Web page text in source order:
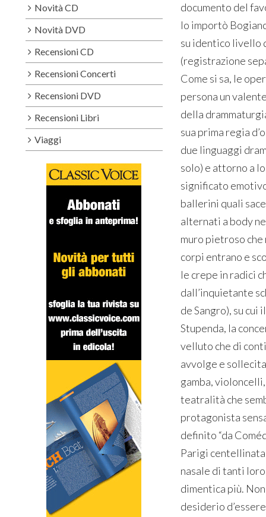
documento del
lo importò
su identico livello
(registrazione
Come si sa, le
persona un
della
sua prima regia
due linguaggi
solo) e attorno a
significato
ballerini quali
alternati a body
muro pietroso
corpi entrano e
le crepe in radici
dall’inquietante
de Sangro), su
Stupenda, la
velluto che di
avvolge e
gamba,
teatralità che
protagonista
definito “da
Parigi centellinata
nasale di tanti
dimentica più.
desiderio
Novità CD
Novità DVD
Recensioni CD
Recensioni Concerti
Recensioni DVD
Recensioni Libri
Viaggi